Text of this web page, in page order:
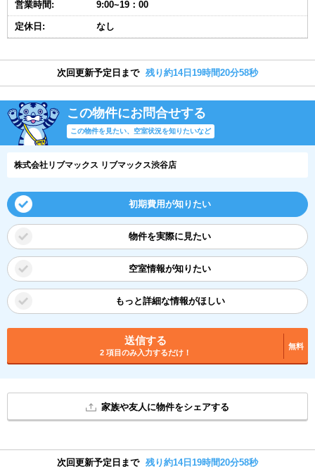
営業時間: 9:00~19：00
定休日: なし
次回更新予定日まで 残り約14日19時間20分57秒
この物件にお問合せする
この物件を見たい、空室状況を知りたいなど
株式会社リブマックス リブマックス渋谷店
初期費用が知りたい
物件を実際に見たい
空室情報が知りたい
もっと詳細な情報がほしい
送信する
2 項目のみ入力するだけ！
無料
家族や友人に物件をシェアする
次回更新予定日まで 残り約14日19時間20分57秒